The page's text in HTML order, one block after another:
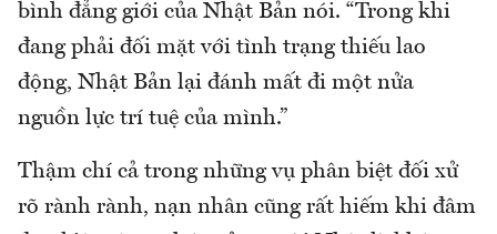
bình đẳng giới của Nhật Bản nói. “Trong khi
đang phải đối mặt với tình trạng thiếu lao
động, Nhật Bản lại đánh mất đi một nửa
nguồn lực trí tuệ của mình.”
Thậm chí cả trong những vụ phân biệt đối xử
rõ rành rành, nạn nhân cũng rất hiếm khi đâm